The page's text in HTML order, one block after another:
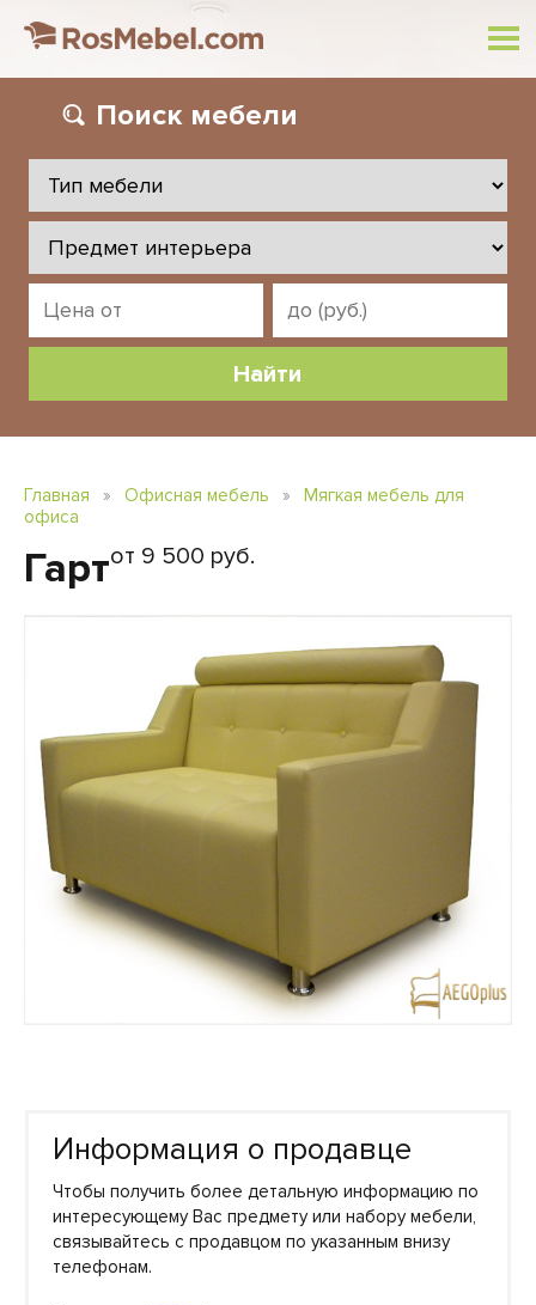
Поиск мебели
Главная » Офисная мебель »
Мягкая мебель для
офиса
Гартот 9 500 руб.
Информация о продавце
Чтобы получить более детальную информацию по
интересующему Вас предмету или набору мебели,
связывайтесь с продавцом по указанным внизу
телефонам.